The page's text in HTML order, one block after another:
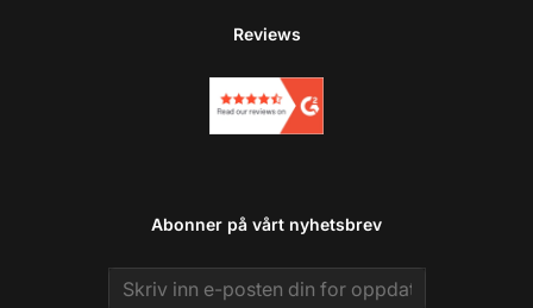
Reviews
Abonner på vårt nyhetsbrev
Email address